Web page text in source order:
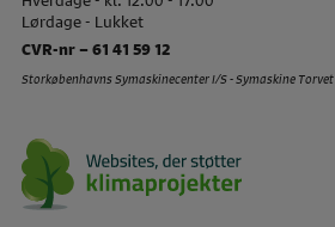
Lørdage - Lukket
CVR-nr – 61 41 59 12
Storkøbenhavns Symaskinecenter I/S - Symaskine Torvet